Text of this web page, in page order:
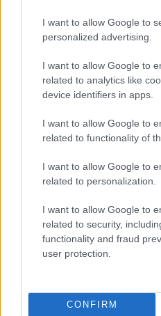
I want to allow Google to
personalized advertising.
I want to allow Google to
related to analytics like
device identifiers in apps.
I want to allow Google to
related to functionality of
I want to allow Google to
related to personalization.
I want to allow Google to
related to security,
functionality and fraud
user protection.
CONFIRM
fotó:Sarnyai Kriszta
Ajánlott bejegyzések:
Osztálypolitika
BREXIT: az